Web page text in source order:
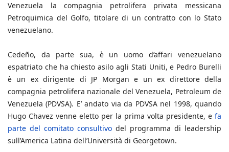
Venezuela la compagnia petrolifera privata messicana
Petroquimica del Golfo, titolare di un contratto con lo Stato
venezuelano.
Cedeño, da parte sua, è un uomo d’affari venezuelano
espatriato che ha chiesto asilo agli Stati Uniti, e Pedro Burelli
è un ex dirigente di JP Morgan e un ex direttore della
compagnia petrolifera nazionale del Venezuela, Petroleum de
Venezuela (PDVSA). E’ andato via da PDVSA nel 1998, quando
Hugo Chavez venne eletto per la prima volta presidente, e fa
parte del comitato consultivo del programma di leadership
sull’America Latina dell’Università di Georgetown.